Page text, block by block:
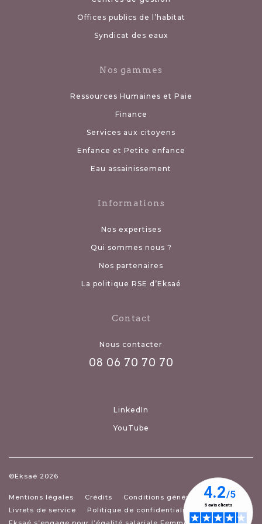
Offices publics de l’habitat
Syndicat des eaux
Nos gammes
Ressources Humaines et Paie
Finance
Services aux citoyens
Enfance et Petite enfance
Eau assainissement
Informations
Nos expertises
Qui sommes nous ?
Nos partenaires
La politique RSE d’Eksaé
Contact
Nous contacter
08 06 70 70 70
LinkedIn
YouTube
©Eksaé 2026
Mentions légales Crédits
Conditions générales de ventes
Livrets de service
Politique de confidentialité Eksaé